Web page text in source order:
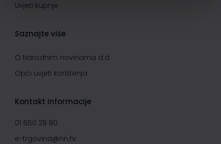
Uvjeti kupnje
Saznajte više
O Narodnim novinama d.d.
Opći uvjeti korištenja
Kontakt informacije
01 650 28 80
e-trgovina@nn.hr